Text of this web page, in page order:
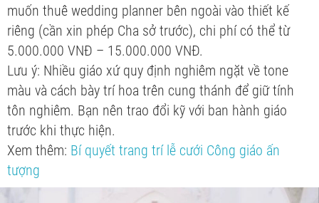
muốn thuê wedding planner bên ngoài vào thiết kế
riêng (cần xin phép Cha sở trước), chi phí có thể từ
5.000.000 VNĐ – 15.000.000 VNĐ.
Lưu ý: Nhiều giáo xứ quy định nghiêm ngặt về tone
màu và cách bày trí hoa trên cung thánh để giữ tính
tôn nghiêm. Bạn nên trao đổi kỹ với ban hành giáo
trước khi thực hiện.
Xem thêm: Bí quyết trang trí lễ cưới Công giáo ấn
tượng